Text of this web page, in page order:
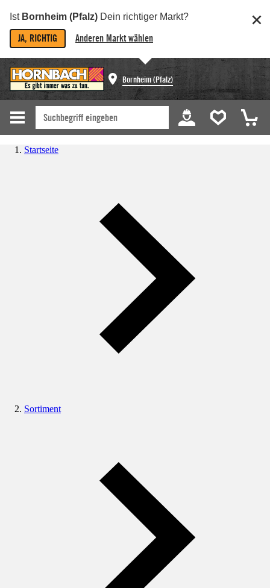
Ist Bornheim (Pfalz) Dein richtiger Markt?
JA, RICHTIG Anderen Markt wählen
Bornheim (Pfalz)
Startseite
Sortiment